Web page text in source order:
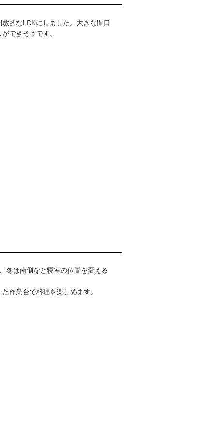
的なLDKにしました。大きな間口
できそうです。
冬は南側など寝室の位置を変える
作業台で料理を楽しめます。